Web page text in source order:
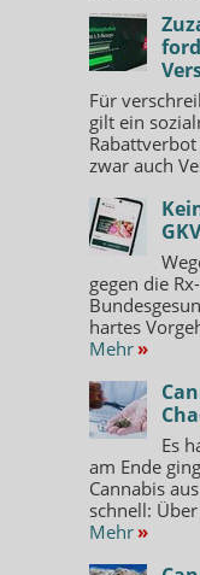
Für
gilt ein
zwar auch
gegen die
hartes
Mehr »
Es
am Ende
Cannabis
schnell:
Mehr »